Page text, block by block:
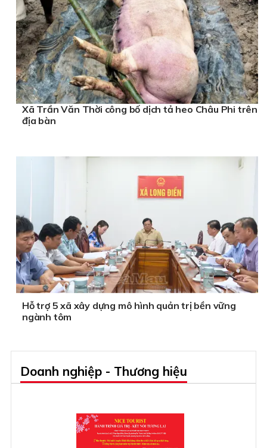
Xã Trần Văn Thời công bố dịch tả heo Châu Phi trên
địa bàn
Hỗ trợ 5 xã xây dựng mô hình quản trị bền vững
ngành tôm
Doanh nghiệp - Thương hiệu